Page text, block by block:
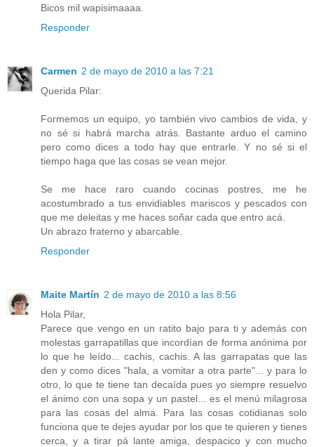
Bicos mil wapisimaaaa.
Responder
Carmen 2 de mayo de 2010 a las 7:21
Querida Pilar:
Formemos un equipo, yo también vivo cambios de vida, y
no sé si habrá marcha atrás. Bastante arduo el camino
pero como dices a todo hay que entrarle. Y no sé si el
tiempo haga que las cosas se vean mejor.
Se me hace raro cuando cocinas postres, me he
acostumbrado a tus envidiables mariscos y pescados con
que me deleitas y me haces soñar cada que entro acá.
Un abrazo fraterno y abarcable.
Responder
Maite Martín 2 de mayo de 2010 a las 8:56
Hola Pilar,
Parece que vengo en un ratito bajo para ti y además con
molestas garrapatillas que incordían de forma anónima por
lo que he leído... cachis, cachis. A las garrapatas que las
den y como dices "hala, a vomitar a otra parte"... y para lo
otro, lo que te tiene tan decaída pues yo siempre resuelvo
el ánimo con una sopa y un pastel... es el menú milagrosa
para las cosas del alma. Para las cosas cotidianas solo
funciona que te dejes ayudar por los que te quieren y tienes
cerca, y a tirar pá lante amiga, despacico y con mucho